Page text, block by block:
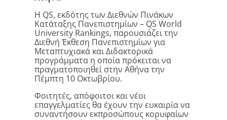
Η QS, εκδότης των Διεθνών Πινάκων
Κατάταξης Πανεπιστημίων – QS World
University Rankings, παρουσιάζει την
Διεθνή Έκθεση Πανεπιστημίων για
Μεταπτυχιακά και Διδακτορικά
προγράμματα η οποία πρόκειται να
πραγματοποιηθεί στην Αθήνα την
Πέμπτη 10 Οκτωβρίου.
Φοιτητές, απόφοιτοι και νέοι
επαγγελματίες θα έχουν την ευκαιρία να
συναντήσουν εκπροσώπους κορυφαίων